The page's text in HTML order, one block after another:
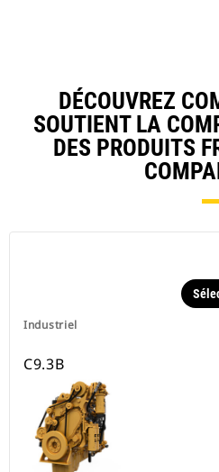
DÉCOUVREZ
SOUTIENT LA
DES PRODUITS
Industriel
C9.3B